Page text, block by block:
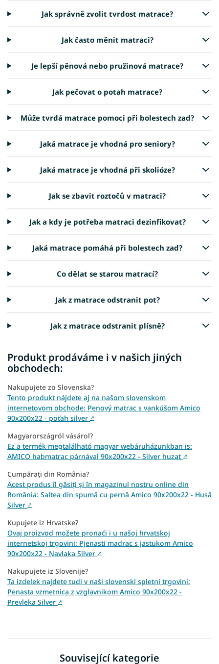
Jak správně zvolit tvrdost matrace?
Jak často měnit matraci?
Je lepší pěnová nebo pružinová matrace?
Jak pečovat o potah matrace?
Může tvrdá matrace pomoci při bolestech zad?
Jaká matrace je vhodná pro seniory?
Jaká matrace je vhodná při skolióze?
Jak se zbavit roztočů v matraci?
Jak a kdy je potřeba matraci dezinfikovat?
Jaká matrace pomáhá při bolestech zad?
Co dělat se starou matrací?
Jak z matrace odstranit pot?
Jak z matrace odstranit plísně?
Produkt prodáváme i v našich jiných
obchodech:
Nakupujete zo Slovenska?
Tento produkt nájdete aj na našom slovenskom
internetovom obchode: Penový matrac s vankúšom Amico
90x200x22 - poťah silver ↗
Magyarországról vásárol?
Ez a termék megtalálható magyar webáruházunkban is:
AMICO habmatrac párnával 90x200x22 - Silver huzat ↗
Cumpărați din România?
Acest produs îl găsiți și în magazinul nostru online din
România: Saltea din spumă cu pernă Amico 90x200x22 - Husă
Silver ↗
Kupujete iz Hrvatske?
Ovaj proizvod možete pronaći i u našoj hrvatskoj
internetskoj trgovini: Pjenasti madrac s jastukom Amico
90x200x22 - Navlaka Silver ↗
Nakupujete iz Slovenije?
Ta izdelek najdete tudi v naši slovenski spletni trgovini:
Penasta vzmetnica z vzglavnikom Amico 90x200x22 -
Prevleka Silver ↗
Související kategorie